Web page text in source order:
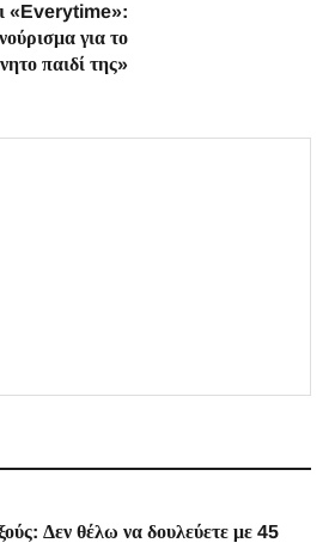
«Everytime»:
για το
παιδί της»
Δεν θέλω να δουλεύετε με 45